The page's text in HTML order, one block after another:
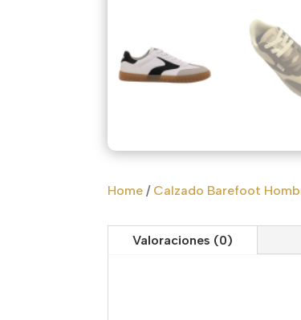
Home / Calzado Barefoot
Valoraciones (0)